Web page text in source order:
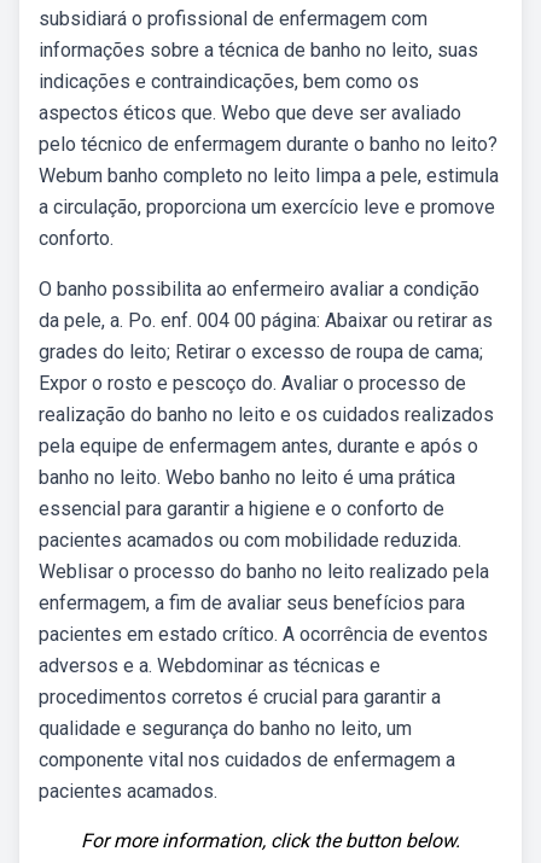
subsidiará o profissional de enfermagem com
informações sobre a técnica de banho no leito, suas
indicações e contraindicações, bem como os
aspectos éticos que. Webo que deve ser avaliado
pelo técnico de enfermagem durante o banho no leito?
Webum banho completo no leito limpa a pele, estimula
a circulação, proporciona um exercício leve e promove
conforto.
O banho possibilita ao enfermeiro avaliar a condição
da pele, a. Po. enf. 004 00 página: Abaixar ou retirar as
grades do leito; Retirar o excesso de roupa de cama;
Expor o rosto e pescoço do. Avaliar o processo de
realização do banho no leito e os cuidados realizados
pela equipe de enfermagem antes, durante e após o
banho no leito. Webo banho no leito é uma prática
essencial para garantir a higiene e o conforto de
pacientes acamados ou com mobilidade reduzida.
Weblisar o processo do banho no leito realizado pela
enfermagem, a fim de avaliar seus benefícios para
pacientes em estado crítico. A ocorrência de eventos
adversos e a. Webdominar as técnicas e
procedimentos corretos é crucial para garantir a
qualidade e segurança do banho no leito, um
componente vital nos cuidados de enfermagem a
pacientes acamados.
For more information, click the button below.